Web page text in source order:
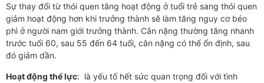
Sự thay đổi từ thói quen tăng hoạt động ở tuổi trẻ sang thói quen
giảm hoạt động hơn khi trưởng thành sẽ làm tăng nguy cơ béo
phì ở người nam giới trưởng thành. Cân nặng thường tăng nhanh
trước tuổi 60, sau 55 đến 64 tuổi, cân nặng có thể ổn định, sau
đó giảm dần.
Hoạt động thể lực: là yếu tố hết sức quan trọng đối với tình